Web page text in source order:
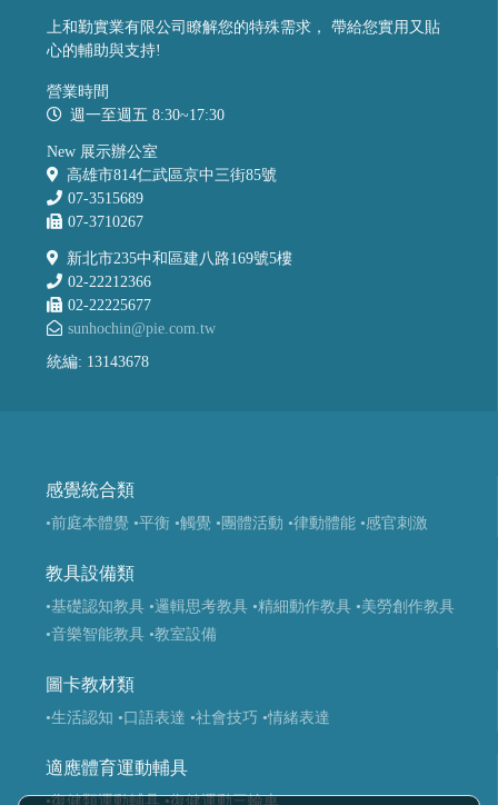
上和勤實業有限公司瞭解您的特殊需求， 帶給您實用又貼
心的輔助與支持!
營業時間
週一至週五 8:30~17:30
New 展示辦公室
高雄市814仁武區京中三街85號
07-3515689
07-3710267
新北市235中和區建八路169號5樓
02-22212366
02-22225677
sunhochin@pie.com.tw
統編: 13143678
感覺統合類
•前庭本體覺 •平衡 •觸覺 •團體活動 •律動體能 •感官刺激
教具設備類
•基礎認知教具 •邏輯思考教具 •精細動作教具 •美勞創作教具
•音樂智能教具 •教室設備
圖卡教材類
•生活認知 •口語表達 •社會技巧 •情緒表達
適應體育運動輔具
•復健類運動輔具 •復健運動三輪車